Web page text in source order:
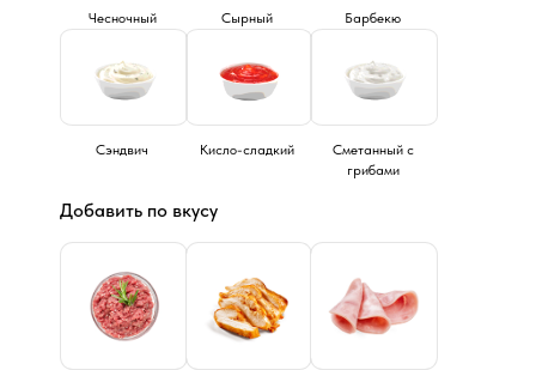
Чесночный Сырный Барбекю
Сэндвич Кисло-сладкий
Сметанный с
грибами
Добавить по вкусу